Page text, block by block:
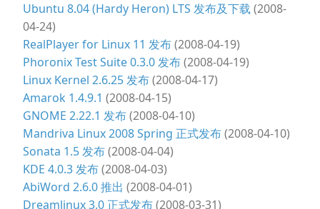
Ubuntu 8.04 (Hardy Heron) LTS 发布及下载(2008-
04-24)
RealPlayer for Linux 11 发布(2008-04-19)
Phoronix Test Suite 0.3.0 发布(2008-04-19)
Linux Kernel 2.6.25 发布(2008-04-17)
Amarok 1.4.9.1 (2008-04-15)
GNOME 2.22.1 发布(2008-04-10)
Mandriva Linux 2008 Spring 正式发布(2008-04-10)
Sonata 1.5 发布(2008-04-04)
KDE 4.0.3 发布(2008-04-03)
AbiWord 2.6.0 推出 (2008-04-01)
Dreamlinux 3.0 正式发布(2008-03-31)